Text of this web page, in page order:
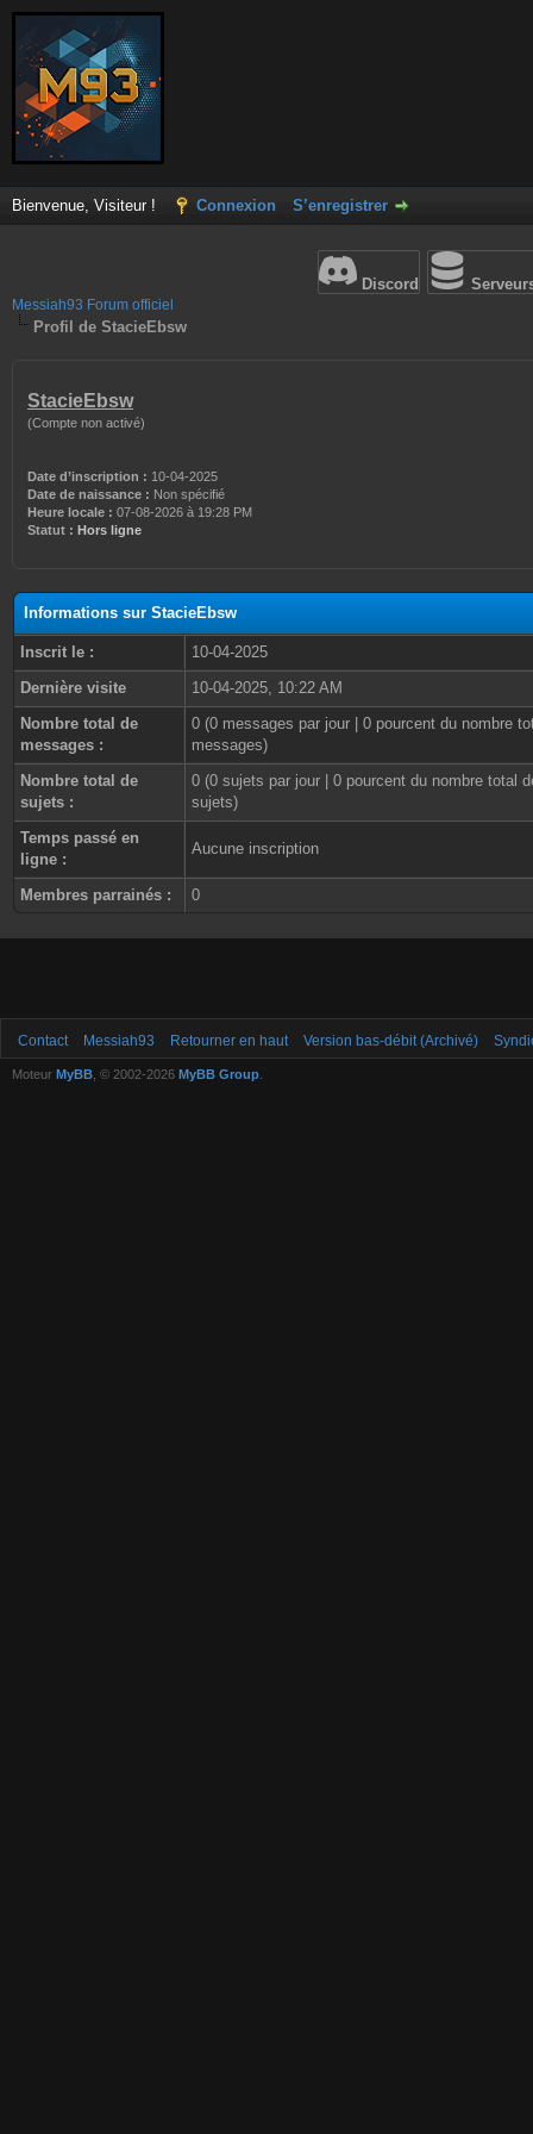
Bienvenue, Visiteur ! Connexion S’enregistrer
Discord
Messiah93 Forum officiel
Profil de StacieEbsw
StacieEbsw
(Compte non activé)
Date d’inscription : 10-04-2025
Date de naissance : Non spécifié
Heure locale : 07-08-2026 à 19:28 PM
Statut : Hors ligne
Informations sur StacieEbsw
Inscrit le :
10-04-2025
Dernière visite
10-04-2025, 10:22 AM
Nombre total de
messages :
0 (0 messages par jour | 0 pourcent du nombre
messages)
Nombre total de
sujets :
0 (0 sujets par jour | 0 pourcent du nombre total
sujets)
Temps passé en
ligne :
Aucune inscription
Membres parrainés : 0
Contact Messiah93 Retourner en haut Version bas-débit (Archivé)
Moteur MyBB , © 2002-2026 MyBB Group